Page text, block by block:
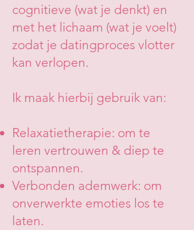
cognitieve (wat je denkt) en
met het lichaam (wat je voelt)
zodat je datingproces vlotter
kan verlopen.
Ik maak hierbij gebruik van:
Relaxatietherapie: om te
leren vertrouwen & diep te
ontspannen.
Verbonden ademwerk: om
onverwerkte emoties los te
laten.